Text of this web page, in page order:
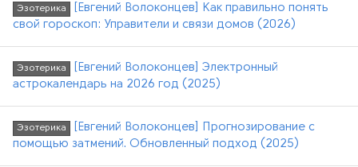
Эзотерика
[Евгений Волоконцев] Как правильно понять
свой гороскоп: Управители и связи домов (2026)
Эзотерика
[Евгений Волоконцев] Электронный
астрокалендарь на 2026 год (2025)
Эзотерика
[Евгений Волоконцев] Прогнозирование с
помощью затмений. Обновленный подход (2025)